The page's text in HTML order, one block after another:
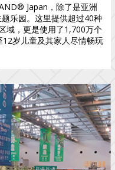
Japan，除了是亚洲
乐园。这里提供超过40种
域，更是使用了1,700万个
岁儿童及其家人尽情畅玩